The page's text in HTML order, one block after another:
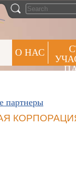
О НАС
партнеры